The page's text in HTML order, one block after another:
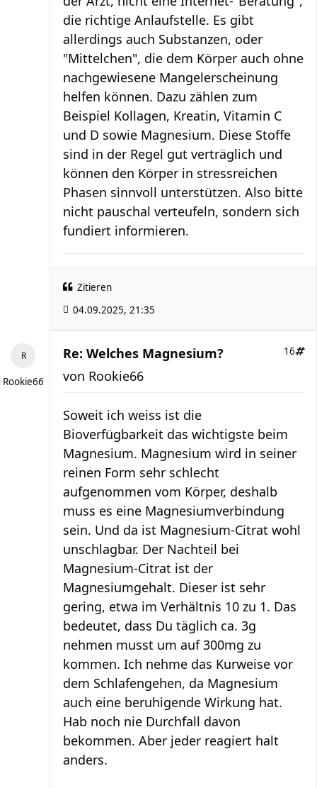
die richtige Anlaufstelle. Es gibt
allerdings auch Substanzen, oder
"Mittelchen", die dem Körper auch ohne
nachgewiesene Mangelerscheinung
helfen können. Dazu zählen zum
Beispiel Kollagen, Kreatin, Vitamin C
und D sowie Magnesium. Diese Stoffe
sind in der Regel gut verträglich und
können den Körper in stressreichen
Phasen sinnvoll unterstützen. Also bitte
nicht pauschal verteufeln, sondern sich
fundiert informieren.
Zitieren
04.09.2025, 21:35
Rookie66
Re: Welches Magnesium? 16
von Rookie66
Soweit ich weiss ist die
Bioverfügbarkeit das wichtigste beim
Magnesium. Magnesium wird in seiner
reinen Form sehr schlecht
aufgenommen vom Körper, deshalb
muss es eine Magnesiumverbindung
sein. Und da ist Magnesium-Citrat wohl
unschlagbar. Der Nachteil bei
Magnesium-Citrat ist der
Magnesiumgehalt. Dieser ist sehr
gering, etwa im Verhältnis 10 zu 1. Das
bedeutet, dass Du täglich ca. 3g
nehmen musst um auf 300mg zu
kommen. Ich nehme das Kurweise vor
dem Schlafengehen, da Magnesium
auch eine beruhigende Wirkung hat.
Hab noch nie Durchfall davon
bekommen. Aber jeder reagiert halt
anders.